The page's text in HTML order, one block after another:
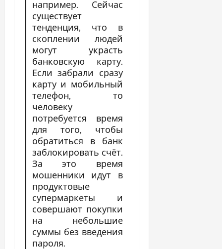
например. Сейчас
существует
тенденция, что в
скоплении людей
могут украсть
банковскую карту.
Если забрали сразу
карту и мобильный
телефон, то
человеку
потребуется время
для того, чтобы
обратиться в банк
заблокировать счёт.
За это время
мошенники идут в
продуктовые
супермаркеты и
совершают покупки
на небольшие
суммы без введения
пароля.